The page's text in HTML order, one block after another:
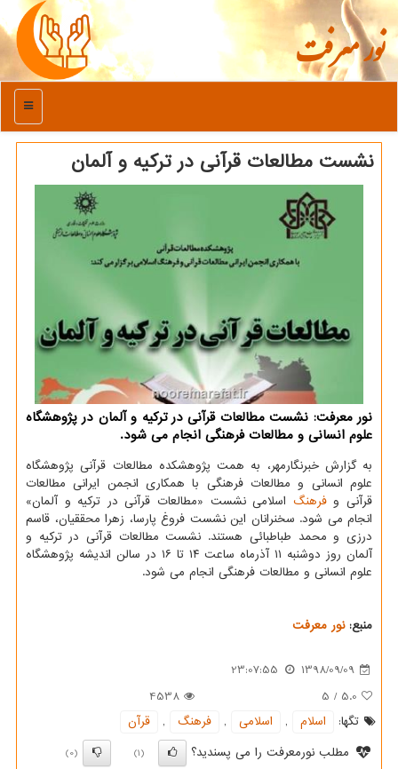
نور معرفت
منو
نشست مطالعات قرآنی در تركیه و آلمان
نور معرفت: نشست مطالعات قرآنی در تركیه و آلمان در پژوهشگاه
علوم انسانی و مطالعات فرهنگی انجام می شود.
به گزارش خبرنگارمهر، به همت پژوهشكده مطالعات قرآنی پژوهشگاه
علوم انسانی و مطالعات فرهنگی با همكاری انجمن ایرانی مطالعات
قرآنی وفرهنگ اسلامی نشست «مطالعات قرآنی در تركیه و آلمان»
انجام می شود. سخنرانان این نشست فروغ پارسا، زهرا محققیان، قاسم
درزی و محمد طباطبائی هستند. نشست مطالعات قرآنی در تركیه و
آلمان روز دوشنبه ۱۱ آذرماه ساعت ۱۴ تا ۱۶ در سالن اندیشه پژوهشگاه
علوم انسانی و مطالعات فرهنگی انجام می شود.
منبع:نور معرفت
1398/09/09
23:07:55
5.0
/
5
4538
تگها:
اسلام , اسلامی , فرهنگ ,
قرآن
مطلب نورمعرفت را می پسندید؟
(1)
(0)